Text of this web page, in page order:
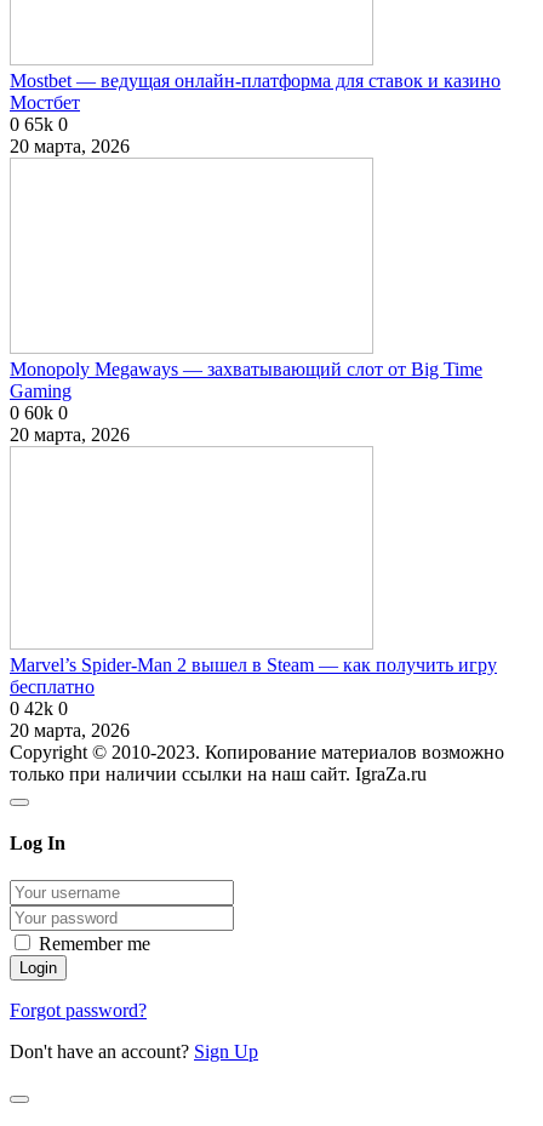
Mostbet — ведущая онлайн-платформа для ставок и казино
Мостбет
0 65k 0
20 марта, 2026
Monopoly Megaways — захватывающий слот от Big Time
Gaming
0 60k 0
20 марта, 2026
Marvel’s Spider-Man 2 вышел в Steam — как получить игру
бесплатно
0 42k 0
20 марта, 2026
Copyright © 2010-2023. Копирование материалов возможно
только при наличии ссылки на наш сайт. IgraZa.ru
Log In
Remember me
Forgot password?
Don't have an account? Sign Up